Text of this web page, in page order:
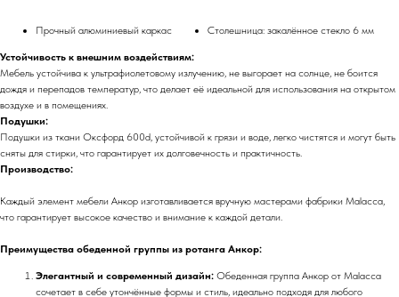
Прочный алюминиевый каркас Столешница: закалённое стекло 6 мм
Устойчивость к внешним воздействиям:
Мебель устойчива к ультрафиолетовому излучению, не выгорает на солнце, не боится
дождя и перепадов температур, что делает её идеальной для использования на открытом
воздухе и в помещениях.
Подушки:
Подушки из ткани Оксфорд 600d, устойчивой к грязи и воде, легко чистятся и могут быть
сняты для стирки, что гарантирует их долговечность и практичность.
Производство:
Каждый элемент мебели Анкор изготавливается вручную мастерами фабрики Malacca,
что гарантирует высокое качество и внимание к каждой детали.
Преимущества обеденной группы из ротанга Анкор:
Элегантный и современный дизайн: Обеденная группа Анкор от Malacca
сочетает в себе утончённые формы и стиль, идеально подходя для любого